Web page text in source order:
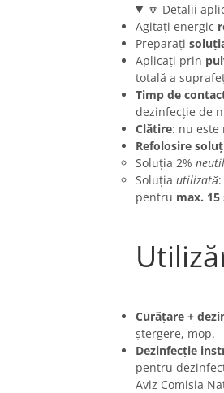
🔽 Detalii
Agitați energic
Preparați
Aplicați prin
totală a
Timp de
dezinfecție de
Clătire: nu este
Refolosire
Soluția 2%
Soluția utilizată
pentru max.
Curățare +
ștergere, mop.
Dezinfecție
pentru
Aviz Comisia